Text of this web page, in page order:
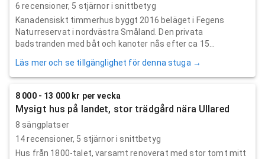
6 recensioner, 5 stjärnor i snittbetyg
Kanadensiskt timmerhus byggt 2016 beläget i Fegens
Naturreservat i nordvästra Småland. Den privata
badstranden med båt och kanoter nås efter ca 15...
Läs mer och se tillgänglighet för denna stuga →
8 000 - 13 000 kr per vecka
Mysigt hus på landet, stor trädgård nära Ullared
8 sängplatser
14recensioner, 5 stjärnor i snittbetyg
Hus från 1800-talet, varsamt renoverat med stor tomt mitt